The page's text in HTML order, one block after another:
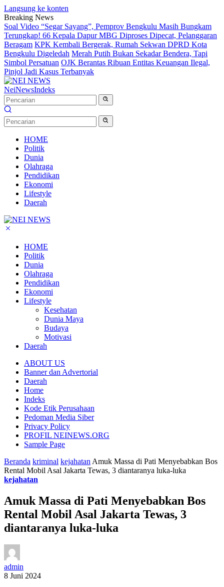
Langsung ke konten
Breaking News
Soal Video “Segar Sayang”, Pemprov Bengkulu Masih Bungkam
Terungkap! 66 Kepala Dapur MBG Diproses Dipecat, Pelanggaran
Beragam KPK Kembali Bergerak, Rumah Sekwan DPRD Kota
Bengkulu Digeledah Merah Putih Bukan Sekadar Bendera, Tapi
Simbol Persatuan OJK Berantas Ribuan Entitas Keuangan Ilegal,
Pinjol Jadi Kasus Terbanyak
NeiNewsIndeks
HOME
Politik
Dunia
Olahraga
Pendidikan
Ekonomi
Lifestyle
Daerah
HOME
Politik
Dunia
Olahraga
Pendidikan
Ekonomi
Lifestyle
Kesehatan
Dunia Maya
Budaya
Motivasi
Daerah
ABOUT US
Banner dan Advertorial
Daerah
Home
Indeks
Kode Etik Perusahaan
Pedoman Media Siber
Privacy Policy
PROFIL NEINEWS.ORG
Sample Page
Beranda kriminal kejahatan Amuk Massa di Pati Menyebabkan Bos
Rental Mobil Asal Jakarta Tewas, 3 diantaranya luka-luka
kejahatan
Amuk Massa di Pati Menyebabkan Bos
Rental Mobil Asal Jakarta Tewas, 3
diantaranya luka-luka
admin
8 Juni 2024